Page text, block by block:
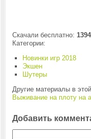
Скачали бесплатно: 1394
Категории:
Новинки игр 2018
Экшен
Шутеры
Другие материалы в
Выживание на плоту на
Добавить